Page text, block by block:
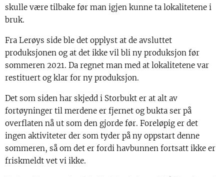
skulle være tilbake før man igjen kunne ta lokalitetene i
bruk.
Fra Lerøys side ble det opplyst at de avsluttet
produksjonen og at det ikke vil bli ny produksjon før
sommeren 2021. Da regnet man med at lokalitetene var
restituert og klar for ny produksjon.
Det som siden har skjedd i Storbukt er at alt av
fortøyninger til merdene er fjernet og bukta ser på
overflaten nå ut som den gjorde før. Foreløpig er det
ingen aktiviteter der som tyder på ny oppstart denne
sommeren, så om det er fordi havbunnen fortsatt ikke er
friskmeldt vet vi ikke.